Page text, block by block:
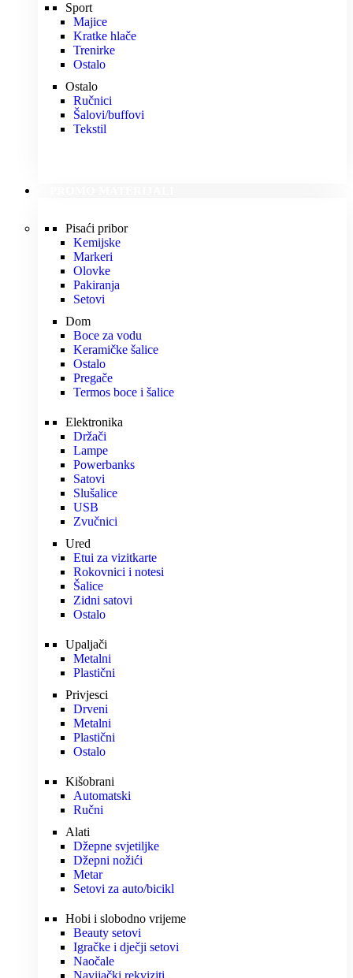
Sport
Majice
Kratke hlače
Trenirke
Ostalo
Ostalo
Ručnici
Šalovi/buffovi
Tekstil
Pisaći pribor
Kemijske
Markeri
Olovke
Pakiranja
Setovi
Dom
Boce za vodu
Keramičke šalice
Ostalo
Pregače
Termos boce i šalice
Elektronika
Držači
Lampe
Powerbanks
Satovi
Slušalice
USB
Zvučnici
Ured
Etui za vizitkarte
Rokovnici i notesi
Šalice
Zidni satovi
Ostalo
Upaljači
Metalni
Plastični
Privjesci
Drveni
Metalni
Plastični
Ostalo
Kišobrani
Automatski
Ručni
Alati
Džepne svjetiljke
Džepni nožići
Metar
Setovi za auto/bicikl
Hobi i slobodno vrijeme
Beauty setovi
Igračke i dječji setovi
Naočale
Navijački rekviziti